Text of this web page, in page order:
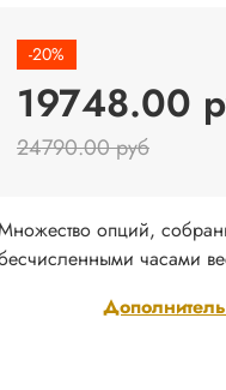
-20%
19748.00
24790.00 руб
опций,
часами